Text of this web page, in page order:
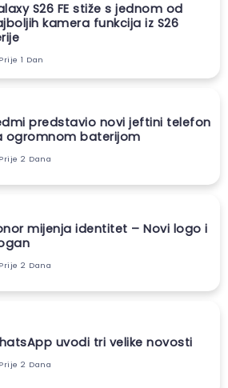
S26 FE stiže s jednom od
kamera funkcija iz S26
Prije 1 Dan
predstavio novi jeftini telefon
ogromnom baterijom
Prije 2 Dana
mijenja identitet – Novi logo i
Prije 2 Dana
uvodi tri velike novosti
Prije 2 Dana